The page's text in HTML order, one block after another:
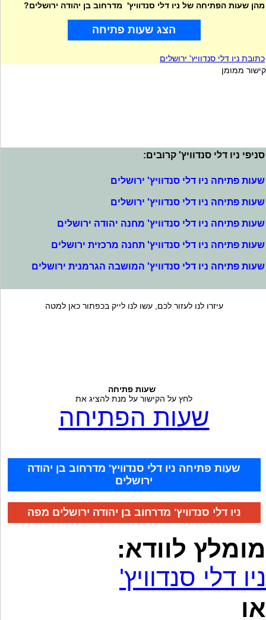
מהן שעות הפתיחה של ניו דלי סנדוויץ' מדרחוב בן יהודה ירושלים?
הצג שעות פתיחה
כתובת ניו דלי סנדוויץ' ירושלים
קישור ממומן
סניפי ניו דלי סנדוויץ' קרובים:
שעות פתיחה ניו דלי סנדוויץ' ירושלים
שעות פתיחה ניו דלי סנדוויץ' ירושלים
שעות פתיחה ניו דלי סנדוויץ' מחנה יהודה ירושלים
שעות פתיחה ניו דלי סנדוויץ' תחנה מרכזית ירושלים
שעות פתיחה ניו דלי סנדוויץ' המושבה הגרמנית ירושלים
עיזרו לנו לעזור לכם, עשו לנו לייק בכפתור כאן למטה
שעות פתיחה
לחץ על הקישור על מנת להציג את
שעות הפתיחה
שעות פתיחה ניו דלי סנדוויץ' מדרחוב בן יהודה
ירושלים
ניו דלי סנדוויץ' מדרחוב בן יהודה ירושלים מפה
מומלץ לוודא:
ניו דלי סנדוויץ'
או